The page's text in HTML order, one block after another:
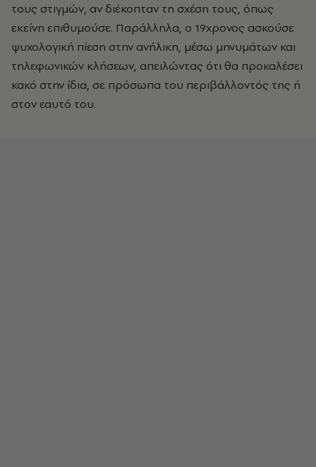
τους στιγμών, αν διέκοπταν τη σχέση τους, όπως
εκείνη επιθυμούσε. Παράλληλα, ο 19χρονος ασκούσε
ψυχολογική πίεση στην ανήλικη, μέσω μηνυμάτων και
τηλεφωνικών κλήσεων, απειλώντας ότι θα προκαλέσει
κακό στην ίδια, σε πρόσωπα του περιβάλλοντός της ή
στον εαυτό του.